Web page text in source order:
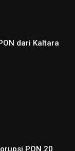
dari Kaltara
PON 20